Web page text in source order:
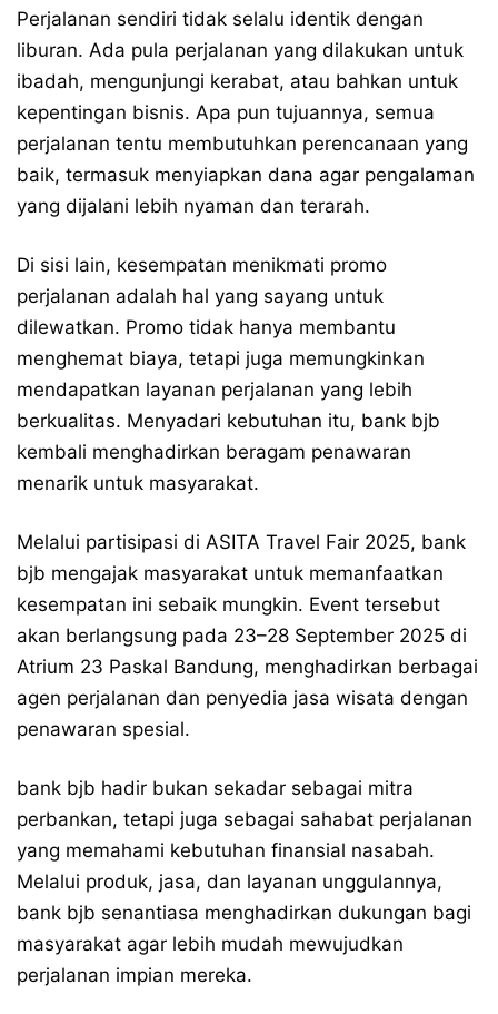
Perjalanan sendiri tidak selalu identik dengan
liburan. Ada pula perjalanan yang dilakukan untuk
ibadah, mengunjungi kerabat, atau bahkan untuk
kepentingan bisnis. Apa pun tujuannya, semua
perjalanan tentu membutuhkan perencanaan yang
baik, termasuk menyiapkan dana agar pengalaman
yang dijalani lebih nyaman dan terarah.
Di sisi lain, kesempatan menikmati promo
perjalanan adalah hal yang sayang untuk
dilewatkan. Promo tidak hanya membantu
menghemat biaya, tetapi juga memungkinkan
mendapatkan layanan perjalanan yang lebih
berkualitas. Menyadari kebutuhan itu, bank bjb
kembali menghadirkan beragam penawaran
menarik untuk masyarakat.
Melalui partisipasi di ASITA Travel Fair 2025, bank
bjb mengajak masyarakat untuk memanfaatkan
kesempatan ini sebaik mungkin. Event tersebut
akan berlangsung pada 23–28 September 2025 di
Atrium 23 Paskal Bandung, menghadirkan berbagai
agen perjalanan dan penyedia jasa wisata dengan
penawaran spesial.
bank bjb hadir bukan sekadar sebagai mitra
perbankan, tetapi juga sebagai sahabat perjalanan
yang memahami kebutuhan finansial nasabah.
Melalui produk, jasa, dan layanan unggulannya,
bank bjb senantiasa menghadirkan dukungan bagi
masyarakat agar lebih mudah mewujudkan
perjalanan impian mereka.